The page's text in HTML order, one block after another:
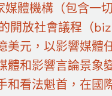
體機構（包含一
開放社會議程（
元，以影響媒體
體和影響言論景象
和看法魁首，在國